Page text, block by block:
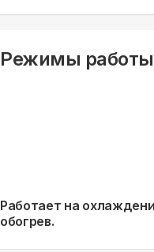
Режимы работы
Работает на
обогрев.